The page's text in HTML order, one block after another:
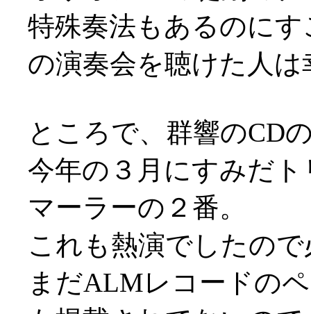
特殊奏法もあるのに
の演奏会を聴けた人
ところで、群響のCD
今年の３月にすみだ
マーラーの２番。
これも熱演でしたの
まだALMレコードの